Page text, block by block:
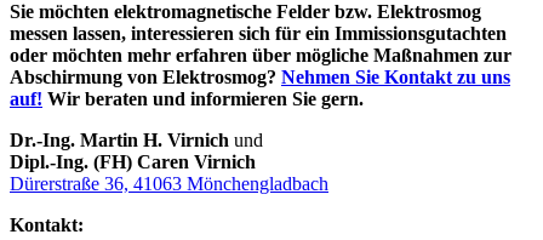
Sie möchten elektromagnetische Felder bzw. Elektrosmog
messen lassen, interessieren sich für ein Immissionsgutachten
oder möchten mehr erfahren über mögliche Maßnahmen zur
Abschirmung von Elektrosmog? Nehmen Sie Kontakt zu uns
auf! Wir beraten und informieren Sie gern.
Dr.-Ing. Martin H. Virnich und
Dipl.-Ing. (FH) Caren Virnich
Dürerstraße 36, 41063 Mönchengladbach
Kontakt: